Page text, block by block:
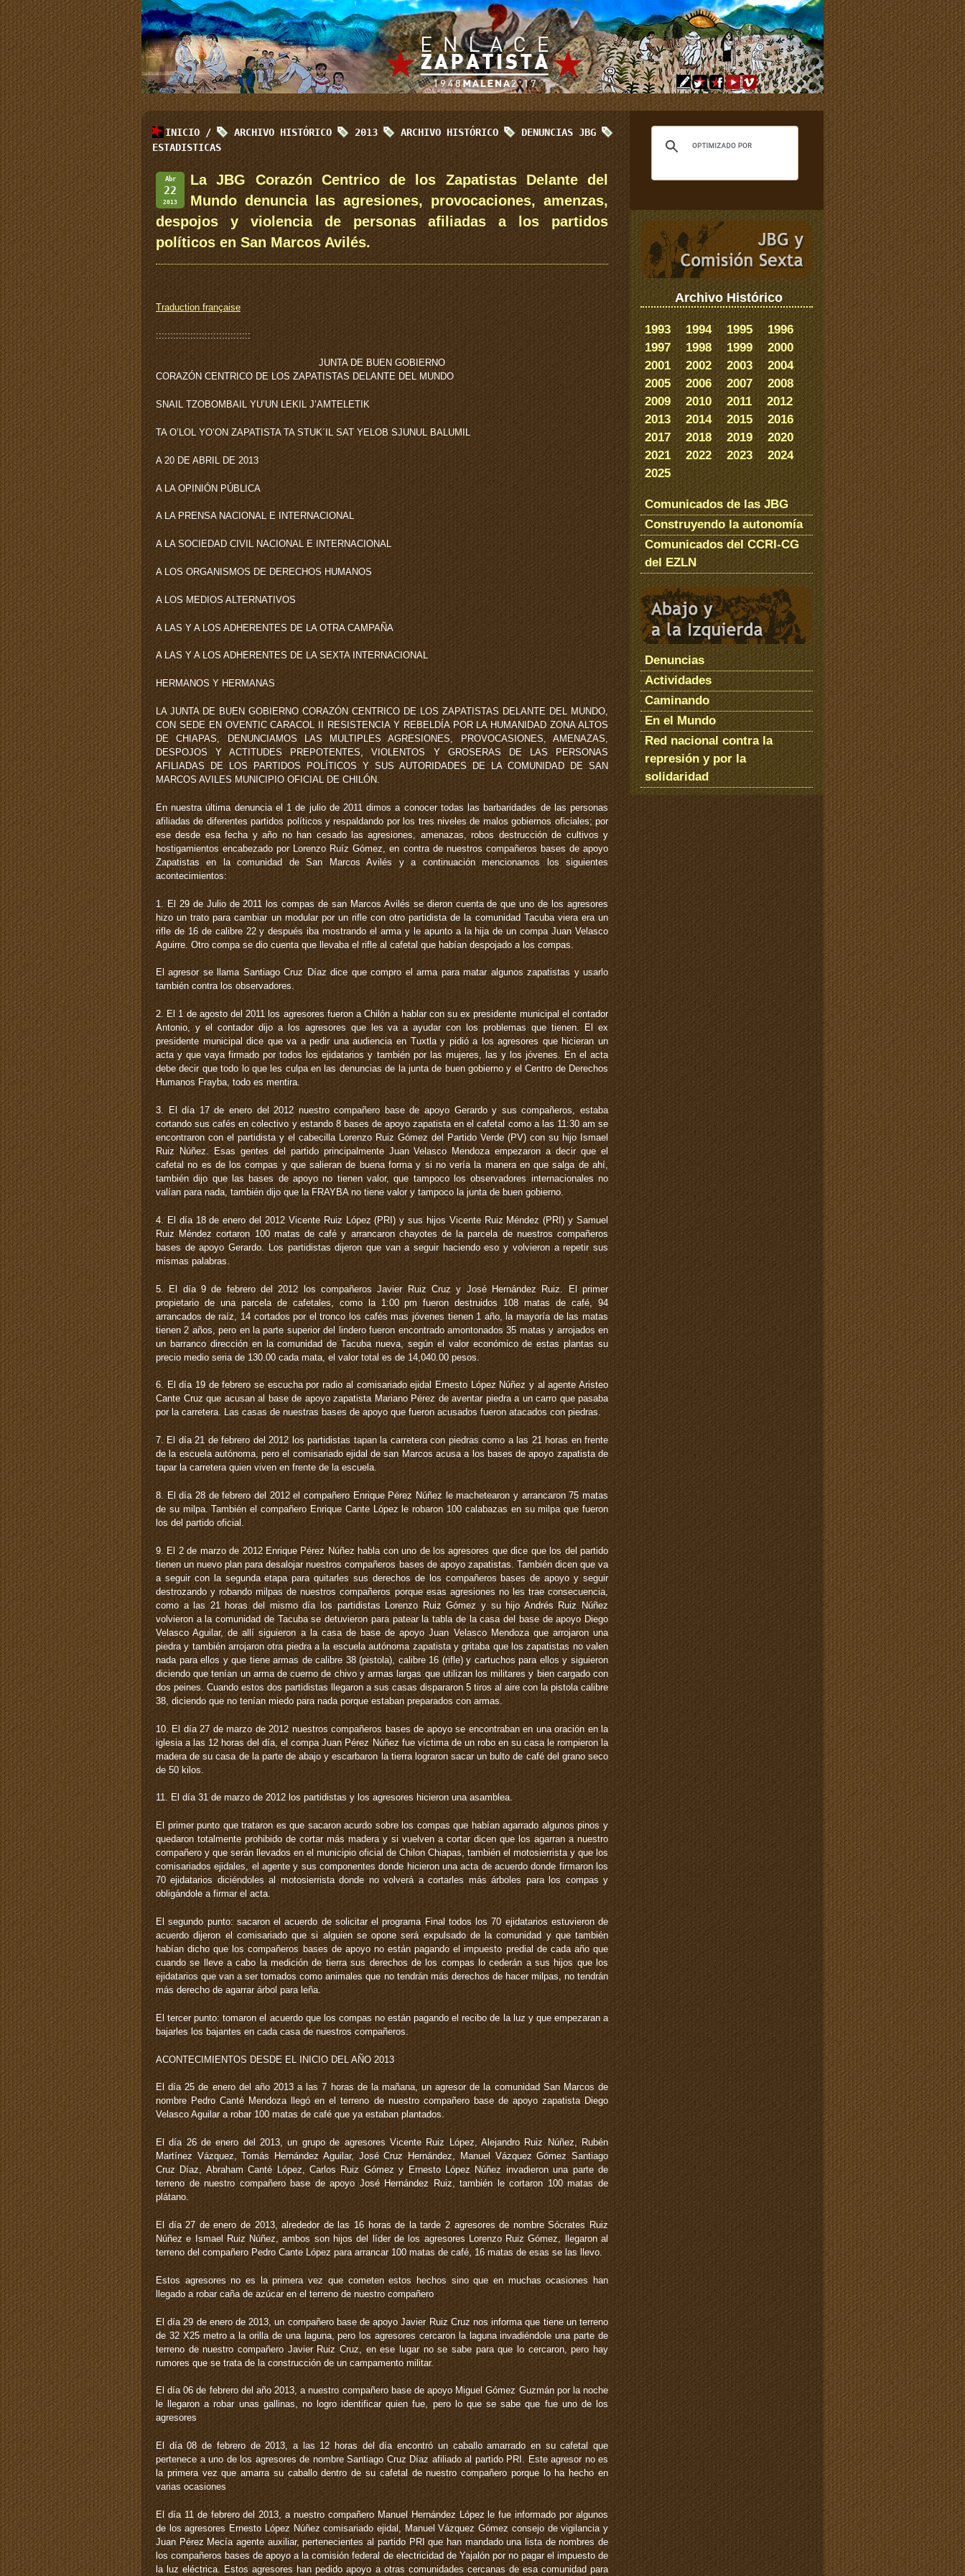
INICIO / ARCHIVO HISTÓRICO 2013 ARCHIVO HISTÓRICO
DENUNCIAS JBG
ESTADISTICAS
Abr
22
2013
La JBG Corazón Centrico de los Zapatistas Delante del
Mundo denuncia las agresiones, provocaciones, amenzas,
despojos y violencia de personas afiliadas a los partidos
políticos en San Marcos Avilés.
Traduction française
:::::::::::::::::::::::::::::::::
JUNTA DE BUEN GOBIERNO
CORAZÓN CENTRICO DE LOS ZAPATISTAS DELANTE DEL MUNDO
SNAIL TZOBOMBAIL YU’UN LEKIL J’AMTELETIK
TA O’LOL YO’ON ZAPATISTA TA STUK´IL SAT YELOB SJUNUL BALUMIL
A 20 DE ABRIL DE 2013
A LA OPINIÓN PÚBLICA
A LA PRENSA NACIONAL E INTERNACIONAL
A LA SOCIEDAD CIVIL NACIONAL E INTERNACIONAL
A LOS ORGANISMOS DE DERECHOS HUMANOS
A LOS MEDIOS ALTERNATIVOS
A LAS Y A LOS ADHERENTES DE LA OTRA CAMPAÑA
A LAS Y A LOS ADHERENTES DE LA SEXTA INTERNACIONAL
HERMANOS Y HERMANAS
LA JUNTA DE BUEN GOBIERNO CORAZÓN CENTRICO DE LOS ZAPATISTAS DELANTE DEL MUNDO,
CON SEDE EN OVENTIC CARACOL II RESISTENCIA Y REBELDÍA POR LA HUMANIDAD ZONA ALTOS
DE CHIAPAS, DENUNCIAMOS LAS MULTIPLES AGRESIONES, PROVOCASIONES, AMENAZAS,
DESPOJOS Y ACTITUDES PREPOTENTES, VIOLENTOS Y GROSERAS DE LAS PERSONAS
AFILIADAS DE LOS PARTIDOS POLÍTICOS Y SUS AUTORIDADES DE LA COMUNIDAD DE SAN
MARCOS AVILES MUNICIPIO OFICIAL DE CHILÓN.
En nuestra última denuncia el 1 de julio de 2011 dimos a conocer todas las barbaridades de las personas
afiliadas de diferentes partidos políticos y respaldando por los tres niveles de malos gobiernos oficiales; por
ese desde esa fecha y año no han cesado las agresiones, amenazas, robos destrucción de cultivos y
hostigamientos encabezado por Lorenzo Ruíz Gómez, en contra de nuestros compañeros bases de apoyo
Zapatistas en la comunidad de San Marcos Avilés y a continuación mencionamos los siguientes
acontecimientos:
1. El 29 de Julio de 2011 los compas de san Marcos Avilés se dieron cuenta de que uno de los agresores
hizo un trato para cambiar un modular por un rifle con otro partidista de la comunidad Tacuba viera era un
rifle de 16 de calibre 22 y después iba mostrando el arma y le apunto a la hija de un compa Juan Velasco
Aguirre. Otro compa se dio cuenta que llevaba el rifle al cafetal que habían despojado a los compas.
El agresor se llama Santiago Cruz Díaz dice que compro el arma para matar algunos zapatistas y usarlo
también contra los observadores.
2. El 1 de agosto del 2011 los agresores fueron a Chilón a hablar con su ex presidente municipal el contador
Antonio, y el contador dijo a los agresores que les va a ayudar con los problemas que tienen. El ex
presidente municipal dice que va a pedir una audiencia en Tuxtla y pidió a los agresores que hicieran un
acta y que vaya firmado por todos los ejidatarios y también por las mujeres, las y los jóvenes. En el acta
debe decir que todo lo que les culpa en las denuncias de la junta de buen gobierno y el Centro de Derechos
Humanos Frayba, todo es mentira.
3. El día 17 de enero del 2012 nuestro compañero base de apoyo Gerardo y sus compañeros, estaba
cortando sus cafés en colectivo y estando 8 bases de apoyo zapatista en el cafetal como a las 11:30 am se
encontraron con el partidista y el cabecilla Lorenzo Ruiz Gómez del Partido Verde (PV) con su hijo Ismael
Ruiz Núñez. Esas gentes del partido principalmente Juan Velasco Mendoza empezaron a decir que el
cafetal no es de los compas y que salieran de buena forma y si no vería la manera en que salga de ahí,
también dijo que las bases de apoyo no tienen valor, que tampoco los observadores internacionales no
valían para nada, también dijo que la FRAYBA no tiene valor y tampoco la junta de buen gobierno.
4. El día 18 de enero del 2012 Vicente Ruiz López (PRI) y sus hijos Vicente Ruiz Méndez (PRI) y Samuel
Ruiz Méndez cortaron 100 matas de café y arrancaron chayotes de la parcela de nuestros compañeros
bases de apoyo Gerardo. Los partidistas dijeron que van a seguir haciendo eso y volvieron a repetir sus
mismas palabras.
5. El día 9 de febrero del 2012 los compañeros Javier Ruiz Cruz y José Hernández Ruiz. El primer
propietario de una parcela de cafetales, como la 1:00 pm fueron destruidos 108 matas de café, 94
arrancados de raíz, 14 cortados por el tronco los cafés mas jóvenes tienen 1 año, la mayoría de las matas
tienen 2 años, pero en la parte superior del lindero fueron encontrado amontonados 35 matas y arrojados en
un barranco dirección en la comunidad de Tacuba nueva, según el valor económico de estas plantas su
precio medio seria de 130.00 cada mata, el valor total es de 14,040.00 pesos.
6. El día 19 de febrero se escucha por radio al comisariado ejidal Ernesto López Núñez y al agente Aristeo
Cante Cruz que acusan al base de apoyo zapatista Mariano Pérez de aventar piedra a un carro que pasaba
por la carretera. Las casas de nuestras bases de apoyo que fueron acusados fueron atacados con piedras.
7. El día 21 de febrero del 2012 los partidistas tapan la carretera con piedras como a las 21 horas en frente
de la escuela autónoma, pero el comisariado ejidal de san Marcos acusa a los bases de apoyo zapatista de
tapar la carretera quien viven en frente de la escuela.
8. El día 28 de febrero del 2012 el compañero Enrique Pérez Núñez le machetearon y arrancaron 75 matas
de su milpa. También el compañero Enrique Cante López le robaron 100 calabazas en su milpa que fueron
los del partido oficial.
9. El 2 de marzo de 2012 Enrique Pérez Núñez habla con uno de los agresores que dice que los del partido
tienen un nuevo plan para desalojar nuestros compañeros bases de apoyo zapatistas. También dicen que va
a seguir con la segunda etapa para quitarles sus derechos de los compañeros bases de apoyo y seguir
destrozando y robando milpas de nuestros compañeros porque esas agresiones no les trae consecuencia,
como a las 21 horas del mismo día los partidistas Lorenzo Ruiz Gómez y su hijo Andrés Ruiz Núñez
volvieron a la comunidad de Tacuba se detuvieron para patear la tabla de la casa del base de apoyo Diego
Velasco Aguilar, de allí siguieron a la casa de base de apoyo Juan Velasco Mendoza que arrojaron una
piedra y también arrojaron otra piedra a la escuela autónoma zapatista y gritaba que los zapatistas no valen
nada para ellos y que tiene armas de calibre 38 (pistola), calibre 16 (rifle) y cartuchos para ellos y siguieron
diciendo que tenían un arma de cuerno de chivo y armas largas que utilizan los militares y bien cargado con
dos peines. Cuando estos dos partidistas llegaron a sus casas dispararon 5 tiros al aire con la pistola calibre
38, diciendo que no tenían miedo para nada porque estaban preparados con armas.
10. El día 27 de marzo de 2012 nuestros compañeros bases de apoyo se encontraban en una oración en la
iglesia a las 12 horas del día, el compa Juan Pérez Núñez fue víctima de un robo en su casa le rompieron la
madera de su casa de la parte de abajo y escarbaron la tierra lograron sacar un bulto de café del grano seco
de 50 kilos.
11. El día 31 de marzo de 2012 los partidistas y los agresores hicieron una asamblea.
El primer punto que trataron es que sacaron acurdo sobre los compas que habían agarrado algunos pinos y
quedaron totalmente prohibido de cortar más madera y si vuelven a cortar dicen que los agarran a nuestro
compañero y que serán llevados en el municipio oficial de Chilon Chiapas, también el motosierrista y que los
comisariados ejidales, el agente y sus componentes donde hicieron una acta de acuerdo donde firmaron los
70 ejidatarios diciéndoles al motosierrista donde no volverá a cortarles más árboles para los compas y
obligándole a firmar el acta.
El segundo punto: sacaron el acuerdo de solicitar el programa Final todos los 70 ejidatarios estuvieron de
acuerdo dijeron el comisariado que si alguien se opone será expulsado de la comunidad y que también
habían dicho que los compañeros bases de apoyo no están pagando el impuesto predial de cada año que
cuando se lleve a cabo la medición de tierra sus derechos de los compas lo cederán a sus hijos que los
ejidatarios que van a ser tomados como animales que no tendrán más derechos de hacer milpas, no tendrán
más derecho de agarrar árbol para leña.
El tercer punto: tomaron el acuerdo que los compas no están pagando el recibo de la luz y que empezaran a
bajarles los bajantes en cada casa de nuestros compañeros.
ACONTECIMIENTOS DESDE EL INICIO DEL AÑO 2013
El día 25 de enero del año 2013 a las 7 horas de la mañana, un agresor de la comunidad San Marcos de
nombre Pedro Canté Mendoza llegó en el terreno de nuestro compañero base de apoyo zapatista Diego
Velasco Aguilar a robar 100 matas de café que ya estaban plantados.
El día 26 de enero del 2013, un grupo de agresores Vicente Ruiz López, Alejandro Ruiz Núñez, Rubén
Martínez Vázquez, Tomás Hernández Aguilar, José Cruz Hernández, Manuel Vázquez Gómez Santiago
Cruz Díaz, Abraham Canté López, Carlos Ruiz Gómez y Ernesto López Núñez invadieron una parte de
terreno de nuestro compañero base de apoyo José Hernández Ruiz, también le cortaron 100 matas de
plátano.
El día 27 de enero de 2013, alrededor de las 16 horas de la tarde 2 agresores de nombre Sócrates Ruiz
Núñez e Ismael Ruiz Núñez, ambos son hijos del líder de los agresores Lorenzo Ruiz Gómez, llegaron al
terreno del compañero Pedro Cante López para arrancar 100 matas de café, 16 matas de esas se las llevo.
Estos agresores no es la primera vez que cometen estos hechos sino que en muchas ocasiones han
llegado a robar caña de azúcar en el terreno de nuestro compañero
El día 29 de enero de 2013, un compañero base de apoyo Javier Ruiz Cruz nos informa que tiene un terreno
de 32 X25 metro a la orilla de una laguna, pero los agresores cercaron la laguna invadiéndole una parte de
terreno de nuestro compañero Javier Ruiz Cruz, en ese lugar no se sabe para que lo cercaron, pero hay
rumores que se trata de la construcción de un campamento militar.
El día 06 de febrero del año 2013, a nuestro compañero base de apoyo Miguel Gómez Guzmán por la noche
le llegaron a robar unas gallinas, no logro identificar quien fue, pero lo que se sabe que fue uno de los
agresores
El día 08 de febrero de 2013, a las 12 horas del día encontró un caballo amarrado en su cafetal que
pertenece a uno de los agresores de nombre Santiago Cruz Díaz afiliado al partido PRI. Este agresor no es
la primera vez que amarra su caballo dentro de su cafetal de nuestro compañero porque lo ha hecho en
varias ocasiones
El día 11 de febrero del 2013, a nuestro compañero Manuel Hernández López le fue informado por algunos
de los agresores Ernesto López Núñez comisariado ejidal, Manuel Vázquez Gómez consejo de vigilancia y
Juan Pérez Mecía agente auxiliar, pertenecientes al partido PRI que han mandado una lista de nombres de
los compañeros bases de apoyo a la comisión federal de electricidad de Yajalón por no pagar el impuesto de
la luz eléctrica. Estos agresores han pedido apoyo a otras comunidades cercanas de esa comunidad para
Archivo Histórico
1993 1994 1995
1996
1997
1998 1999
2000
2001
2002 2003
2004
2005
2006 2007
2008
2009
2010 2011
2012
2013
2014 2015
2016
2017
2018 2019
2020
2021
2022 2023
2024
2025
Comunicados de las JBG
Construyendo la autonomía
Comunicados del CCRI-CG
del EZLN
Denuncias
Actividades
Caminando
En el Mundo
Red nacional contra la
represión y por la
solidaridad